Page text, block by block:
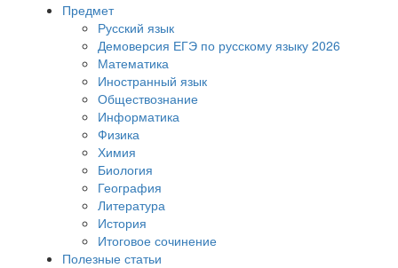
Предмет
Русский язык
Демоверсия ЕГЭ по русскому языку 2026
Математика
Иностранный язык
Обществознание
Информатика
Физика
Химия
Биология
География
Литература
История
Итоговое сочинение
Полезные статьи